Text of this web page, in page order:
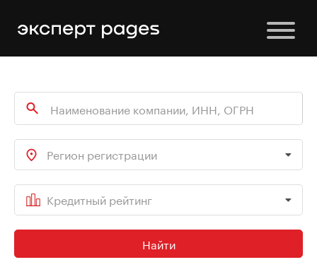
Регион регистрации
Кредитный рейтинг
Найти